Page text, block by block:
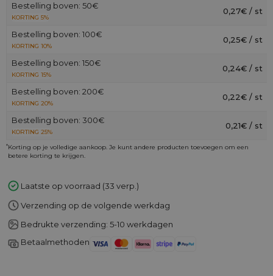
Bestelling boven: 50€
KORTING 5%
0,27€ / st
Bestelling boven: 100€
KORTING 10%
0,25€ / st
Bestelling boven: 150€
KORTING 15%
0,24€ / st
Bestelling boven: 200€
KORTING 20%
0,22€ / st
Bestelling boven: 300€
KORTING 25%
0,21€ / st
*Korting op je volledige aankoop. Je kunt andere producten toevoegen om een
betere korting te krijgen.
Laatste op voorraad (33 verp.)
Verzending op de volgende werkdag
Bedrukte verzending: 5-10 werkdagen
Betaalmethoden